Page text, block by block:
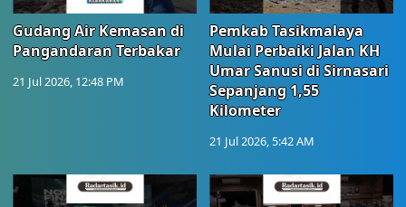
Gudang Air Kemasan di
Pangandaran Terbakar
21 Jul 2026, 12:48 PM
Pemkab Tasikmalaya
Mulai Perbaiki Jalan KH
Umar Sanusi di Sirnasari
Sepanjang 1,55
Kilometer
21 Jul 2026, 5:42 AM